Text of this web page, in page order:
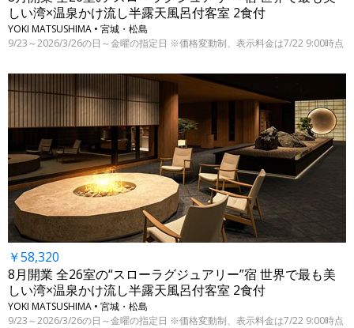
しい湾×温泉かけ流し半露天風呂付客室 2食付
YOKI MATSUSHIMA • 宮城・松島
9/23～2026/3/26の日～金曜の指定日 ※価格変動制、表示料金は7/22 9:00時点
￥58,320
8月開業 全26室の“スローラグジュアリー”宿 世界で最も美
しい湾×温泉かけ流し半露天風呂付客室 2食付
YOKI MATSUSHIMA • 宮城・松島
9/23～2026/3/26の日～金曜の指定日 ※価格変動制、表示料金は7/22 9:00時点